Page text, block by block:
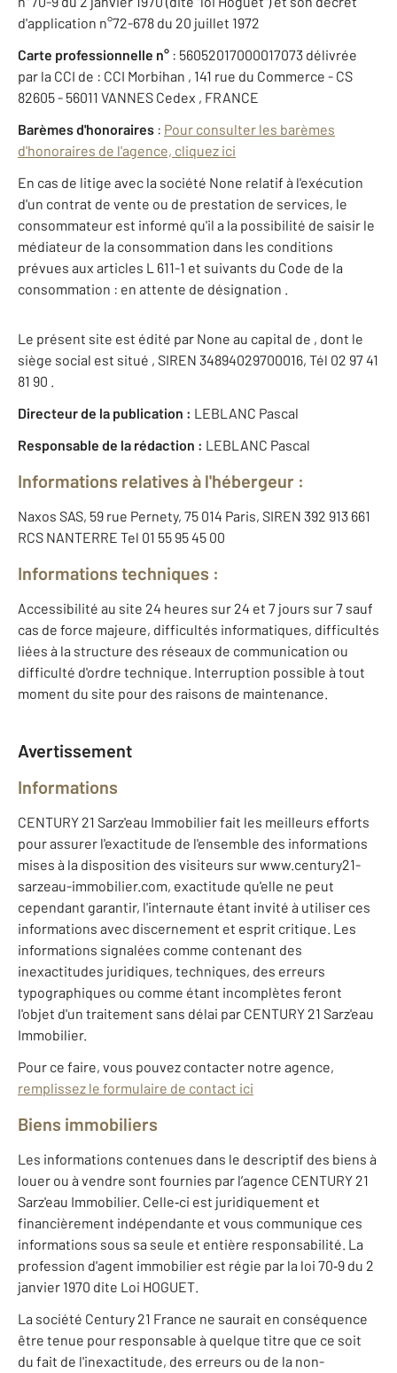
d'application n°72-678 du 20 juillet 1972
Carte professionnelle n° : 56052017000017073 délivrée
par la CCI de : CCI Morbihan , 141 rue du Commerce - CS
82605 - 56011 VANNES Cedex , FRANCE
Barèmes d'honoraires : Pour consulter les barèmes
d'honoraires de l'agence, cliquez ici
En cas de litige avec la société None relatif à l'exécution
d'un contrat de vente ou de prestation de services, le
consommateur est informé qu'il a la possibilité de saisir le
médiateur de la consommation dans les conditions
prévues aux articles L 611-1 et suivants du Code de la
consommation : en attente de désignation .
Le présent site est édité par None au capital de , dont le
siège social est situé , SIREN 34894029700016, Tél 02 97 41
81 90 .
Directeur de la publication : LEBLANC Pascal
Responsable de la rédaction : LEBLANC Pascal
Informations relatives à l'hébergeur :
Naxos SAS, 59 rue Pernety, 75 014 Paris, SIREN 392 913 661
RCS NANTERRE Tel 01 55 95 45 00
Informations techniques :
Accessibilité au site 24 heures sur 24 et 7 jours sur 7 sauf
cas de force majeure, difficultés informatiques, difficultés
liées à la structure des réseaux de communication ou
difficulté d'ordre technique. Interruption possible à tout
moment du site pour des raisons de maintenance.
Avertissement
Informations
CENTURY 21 Sarz'eau Immobilier fait les meilleurs efforts
pour assurer l'exactitude de l'ensemble des informations
mises à la disposition des visiteurs sur www.century21-
sarzeau-immobilier.com, exactitude qu'elle ne peut
cependant garantir, l'internaute étant invité à utiliser ces
informations avec discernement et esprit critique. Les
informations signalées comme contenant des
inexactitudes juridiques, techniques, des erreurs
typographiques ou comme étant incomplètes feront
l'objet d'un traitement sans délai par CENTURY 21 Sarz'eau
Immobilier.
Pour ce faire, vous pouvez contacter notre agence,
remplissez le formulaire de contact ici
Biens immobiliers
Les informations contenues dans le descriptif des biens à
louer ou à vendre sont fournies par l’agence CENTURY 21
Sarz'eau Immobilier. Celle‐ci est juridiquement et
financièrement indépendante et vous communique ces
informations sous sa seule et entière responsabilité. La
profession d'agent immobilier est régie par la loi 70‐9 du 2
janvier 1970 dite Loi HOGUET.
La société Century 21 France ne saurait en conséquence
être tenue pour responsable à quelque titre que ce soit
du fait de l'inexactitude, des erreurs ou de la non-